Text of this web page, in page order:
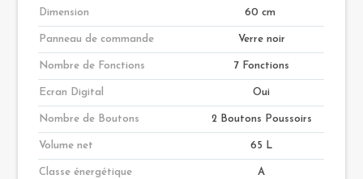
Dimension 60 cm
Panneau de commande Verre noir
Nombre de Fonctions 7 Fonctions
Ecran Digital Oui
Nombre de Boutons 2 Boutons Poussoirs
Volume net 65 L
Classe énergétique A